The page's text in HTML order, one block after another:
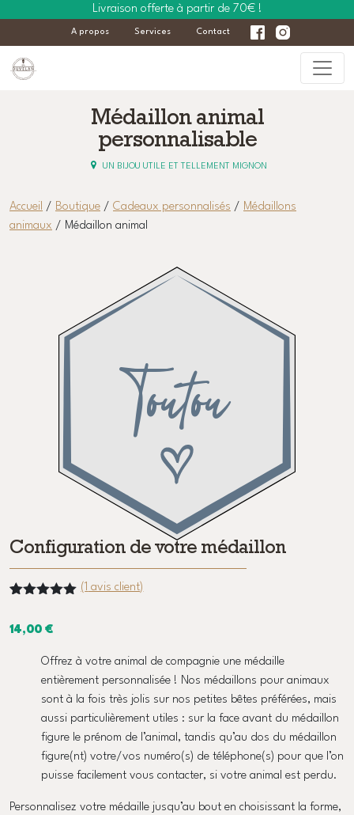
Livraison offerte à partir de 70€ !
A propos Services Contact
Médaillon animal
personnalisable
UN BIJOU UTILE ET TELLEMENT MIGNON
Accueil / Boutique / Cadeaux personnalisés / Médaillons
animaux / Médaillon animal
Toutou
Configuration de votre médaillon
basé sur
( 1 avis client)
14,00 €
Offrez à votre animal de compagnie une médaille
entièrement personnalisée ! Nos médaillons pour animaux
sont à la fois très jolis sur nos petites bêtes préférées, mais
aussi particulièrement utiles : sur la face avant du médaillon
figure le prénom de l’animal, tandis qu’au dos du médaillon
figure(nt) votre/vos numéro(s) de téléphone(s) pour que l’on
puisse facilement vous contacter, si votre animal est perdu.
Personnalisez votre médaille jusqu’au bout en choisissant la forme,